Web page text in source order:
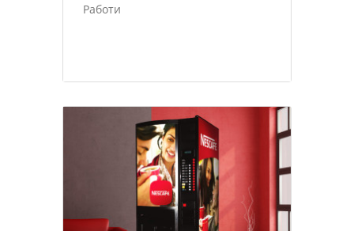
Работи
Nestlè Professional Апарати